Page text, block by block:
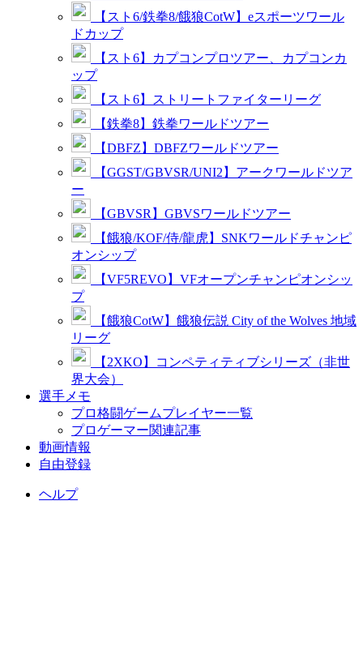
【スト6/鉄拳8/餓狼CotW】eスポーツワール
ドカップ
【スト6】カプコンプロツアー、カプコンカ
ップ
【スト6】ストリートファイターリーグ
【鉄拳8】鉄拳ワールドツアー
【DBFZ】DBFZワールドツアー
【GGST/GBVSR/UNI2】アークワールドツア
ー
【GBVSR】GBVSワールドツアー
【餓狼/KOF/侍/龍虎】SNKワールドチャンピ
オンシップ
【VF5REVO】VFオープンチャンピオンシッ
プ
【餓狼CotW】餓狼伝説 City of the Wolves 地域
リーグ
【2XKO】コンペティティブシリーズ（非世
界大会）
選手メモ
プロ格闘ゲームプレイヤー一覧
プロゲーマー関連記事
動画情報
自由登録
ヘルプ